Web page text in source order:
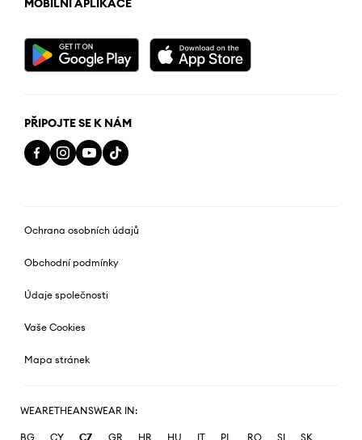
MOBILNÍ APLIKACE
PŘIPOJTE SE K NÁM
Ochrana osobních údajů
Obchodní podmínky
Údaje společnosti
Vaše Cookies
Mapa stránek
WEARETHEANSWEAR IN:
BG CY CZ GR HR HU IT PL RO SI SK